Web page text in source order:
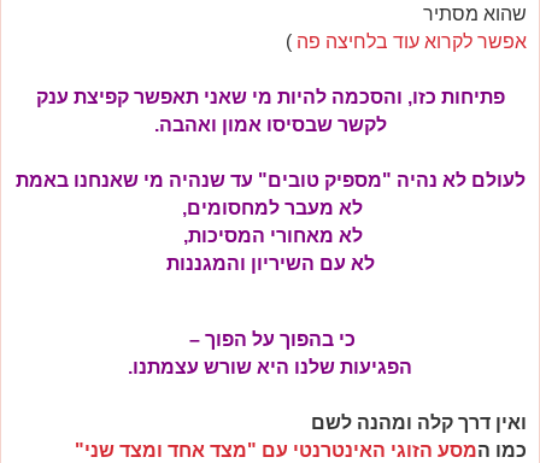
שהוא מסתיר
אפשר לקרוא עוד בלחיצה פה )
פתיחות כזו, והסכמה להיות מי שאני תאפשר קפיצת ענק
לקשר שבסיסו אמון ואהבה.
לעולם לא נהיה "מספיק טובים" עד שנהיה מי שאנחנו באמת
לא מעבר למחסומים,
לא מאחורי המסיכות,
לא עם השיריון והמגננות
כי בהפוך על הפוך –
הפגיעות שלנו היא שורש עצמתנו.
ואין דרך קלה ומהנה לשם
כמו המסע הזוגי האינטרנטי עם "מצד אחד ומצד שני"